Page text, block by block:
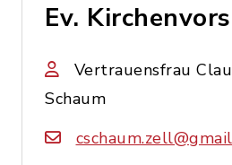
Ev.
Vertrauensfrau
Schaum